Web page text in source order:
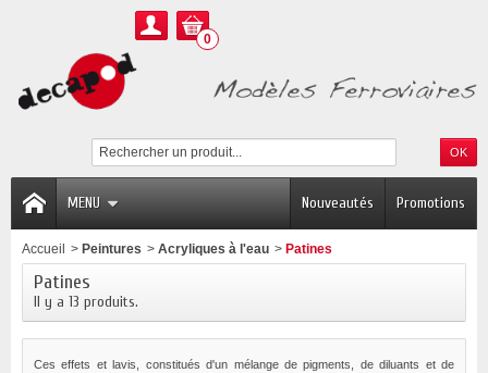
0
MENU Promotions
Nouveautés
Accueil > Peintures > Acryliques à l'eau > Patines
Patines
Il y a 13 produits.
Ces effets et lavis, constitués d'un mélange de pigments, de diluants et de